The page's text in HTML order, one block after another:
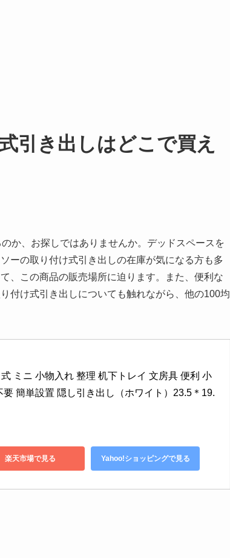
引き出しはどこで買え
か、お探しではありませんか。デッドスペースを
ーの取り付け式引き出しの在庫が気になる方も多
、この商品の販売場所に迫ります。また、便利な
付け式引き出しについても触れながら、他の100均
ミニ 小物入れ 整理 机下トレイ 文房具 便利 小
簡単設置 隠し引き出し（ホワイト）23.5＊19.
楽天市場で見る Yahoo!ショッピングで見る